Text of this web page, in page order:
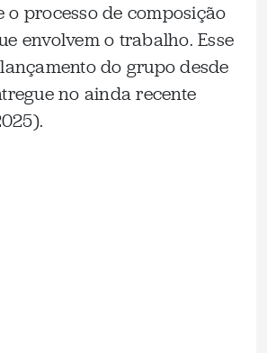
o processo de composição
envolvem o trabalho. Esse
do grupo desde
no ainda recente